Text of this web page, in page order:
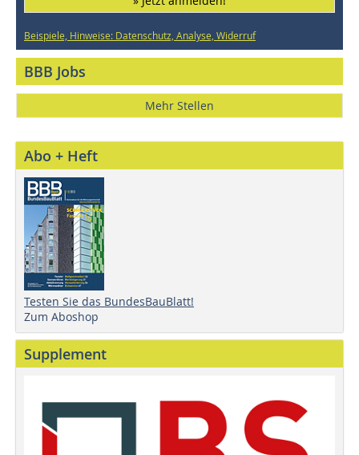
Beispiele, Hinweise: Datenschutz, Analyse, Widerruf
BBB Jobs
Mehr Stellen
Abo + Heft
Testen Sie das BundesBauBlatt!
Zum Aboshop
Supplement